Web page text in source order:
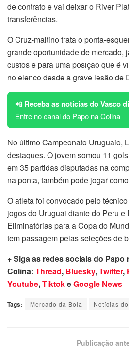
de contrato e vai deixar o River
transferências.
O Cruz-maltino trata o ponta-
grande oportunidade de mercado,
custos e para uma posição que é
no elenco desde a grave lesão de
📲 Receba as notícias do Vasco
Entre no canal do Papo na Colina
No último Campeonato Uruguaio,
destaques. O jovem somou 11
em 35 partidas disputadas na
na ponta, também pode jogar
O atleta foi convocado pelo
jogos do Uruguai diante do Peru e
Eliminatórias para a Copa do
tem passagem pelas seleções de
+ Siga as redes sociais do Papo
Colina: Thread, Bluesky,Twitter,
Youtube,TiktokeGoogle News
Tags: Mercado da Bola Notícias
Publicação